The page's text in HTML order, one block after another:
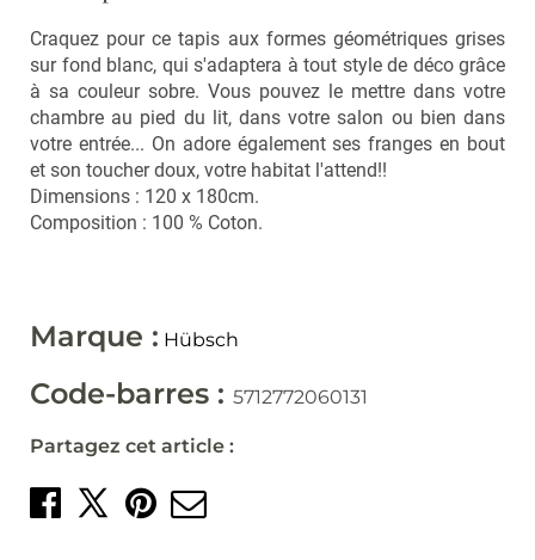
chapeaux et bonnets
Lunettes
Lunettes de Soleil
Lunettes de Lecture
Bouquets parfumés et
concentrés
Bougies, encens
Cuisine
Soldes
LES MARQUES
Craquez pour ce tapis aux formes géométriques grises
sur fond blanc, qui s'adaptera à tout style de déco grâce
à sa couleur sobre. Vous pouvez le mettre dans votre
chambre au pied du lit, dans votre salon ou bien dans
votre entrée... On adore également ses franges en bout
et son toucher doux, votre habitat l'attend!!
Dimensions : 120 x 180cm.
Composition : 100 % Coton.
Marque : Hübsch
Code-barres : 5712772060131
Partagez cet article :
Partager sur Facebook
Partager sur X
Créer un épingle sur
Envoyer par mail